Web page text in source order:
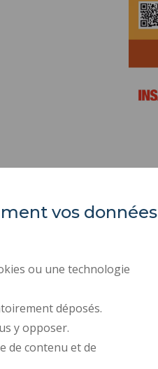
ACTS
DATA
NOT COMPLIANT
vos données
ou une technologie
déposés.
y opposer.
de contenu et de